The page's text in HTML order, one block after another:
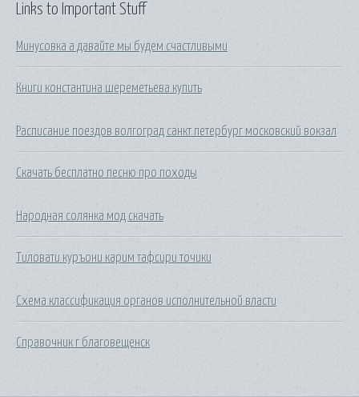
Links to Important Stuff
Минусовка а давайте мы будем счастливыми
Книги константина шереметьева купить
Расписание поездов волгоград санкт петербург московский вокзал
Скачать бесплатно песню про походы
Народная солянка мод скачать
Тиловати куръони карим тафсири точики
Схема классификация органов исполнительной власти
Справочник г благовещенск